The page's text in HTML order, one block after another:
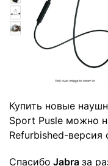
Купить новые
Sport Pusle можно
Refurbished-версия
Спасибо Jabra за